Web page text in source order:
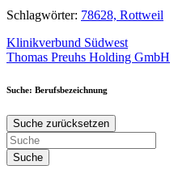
Schlagwörter: 78628, Rottweil
Beitragsnavigation
Klinikverbund Südwest
Thomas Preuhs Holding GmbH
Suche: Berufsbezeichnung
Suche zurücksetzen